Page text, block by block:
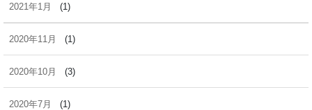
2021年1月 (1)
2020年11月 (1)
2020年10月 (3)
2020年7月 (1)